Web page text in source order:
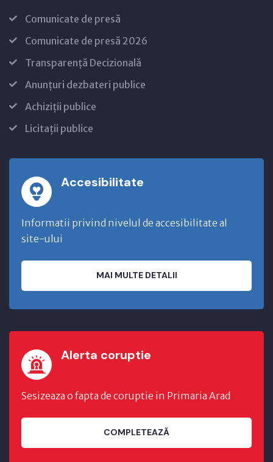
Comunicate de presă
Comunicate de presă 2026
Transparență Decizională
Anunțuri dezbateri publice
Achiziții publice
Licitații publice
Accesibilitate
Informatii privind nivelul de accesibilitate al
site-ului
MAI MULTE DETALII
Alerta coruptie
Sesizeaza o fapta de coruptie in Primaria Arad
COMPLETEAZĂ